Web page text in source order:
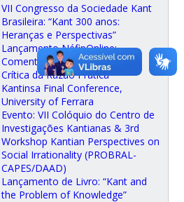
VII Congresso da Sociedade Kant
Brasileira: “Kant 300 anos:
Heranças e Perspectivas”
Lançamento NéfipOnline:
Comentários às obras de Kant.
Crítica da Razão Prática
Kantinsa Final Conference,
University of Ferrara
Evento: VII Colóquio do Centro de
Investigações Kantianas & 3rd
Workshop Kantian Perspectives on
Social Irrationality (PROBRAL-
CAPES/DAAD)
Lançamento de Livro: “Kant and
the Problem of Knowledge”